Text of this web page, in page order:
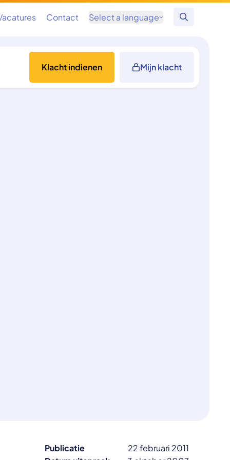
Contact Select a language
Zoeken
Klacht indienen Mijn klacht
Publicatie
22 februari 2011